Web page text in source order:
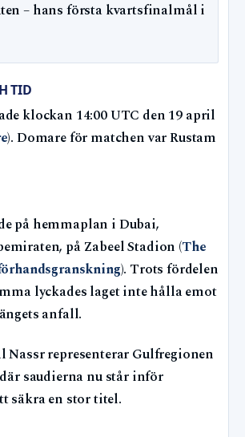
– hans första kvartsfinalmål i
TID
klockan 14:00 UTC den 19 april
). Domare för matchen var Rustam
på hemmaplan i Dubai,
på Zabeel Stadion (The
). Trots fördelen
lyckades laget inte hålla emot
anfall.
Nassr representerar Gulfregionen
saudierna nu står inför
säkra en stor titel.